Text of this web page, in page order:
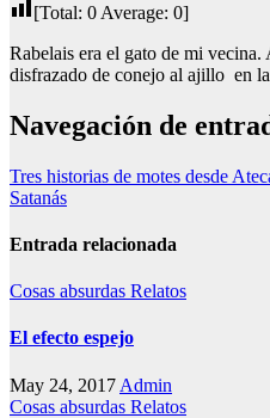
[Total: 0 Average: 0]
Rabelais era el gato de mi vecina.
disfrazado de conejo al ajillo en
Navegación de
Tres historias de motes desde
Satanás
Entrada relacionada
Cosas absurdas Relatos
El efecto espejo
May 24, 2017 Admin
Cosas absurdas Relatos